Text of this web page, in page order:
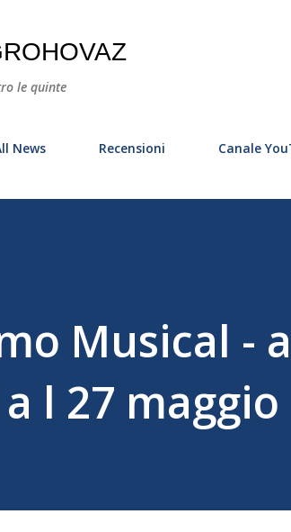
le quinte
News Recensioni Canale
Musical -
l 27 maggio